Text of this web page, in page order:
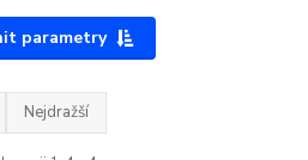
parametry
Nejdražší